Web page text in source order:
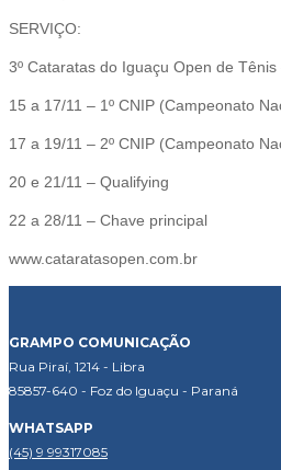
SERVIÇO:
3º Cataratas do Iguaçu Open de
15 a 17/11 – 1º CNIP (Campeonato
17 a 19/11 – 2º CNIP (Campeonato
20 e 21/11 – Qualifying
22 a 28/11 – Chave principal
www.cataratasopen.com.br
GRAMPO COMUNICAÇÃO
Rua Piraí, 1214 - Libra
85857-640 - Foz do Iguaçu - Paraná
WHATSAPP
(45) 9 99317085